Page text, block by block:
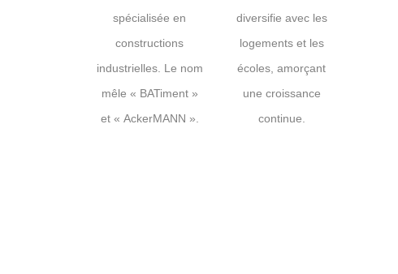
spécialisée en
constructions
industrielles. Le nom
mêle « BATiment »
et « AckerMANN ».
diversifie avec les
logements et les
écoles, amorçant
une croissance
continue.